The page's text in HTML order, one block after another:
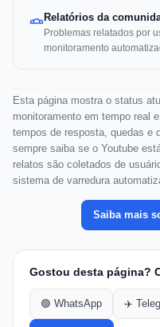
Relatórios da
Problemas relatados por
monitoramento
Esta página mostra o status
monitoramento em tempo real
tempos de resposta, quedas e
sempre saiba se o Youtube
relatos são coletados de
sistema de varredura
Saiba mais
Gostou desta página?
🟢 WhatsApp ✈️